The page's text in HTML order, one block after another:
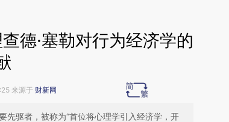
德·塞勒对行为经济学的
来源于 财新网
先驱者，被称为“首位将心理学引入经济学，开